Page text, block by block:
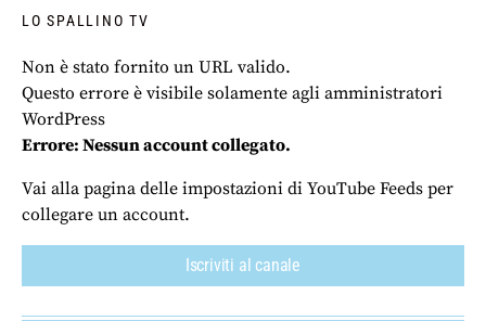
LO SPALLINO TV
Non è stato fornito un URL valido.
Questo errore è visibile solamente agli amministratori
WordPress
Errore: Nessun account collegato.
Vai alla pagina delle impostazioni di YouTube Feeds per
collegare un account.
Iscriviti al canale